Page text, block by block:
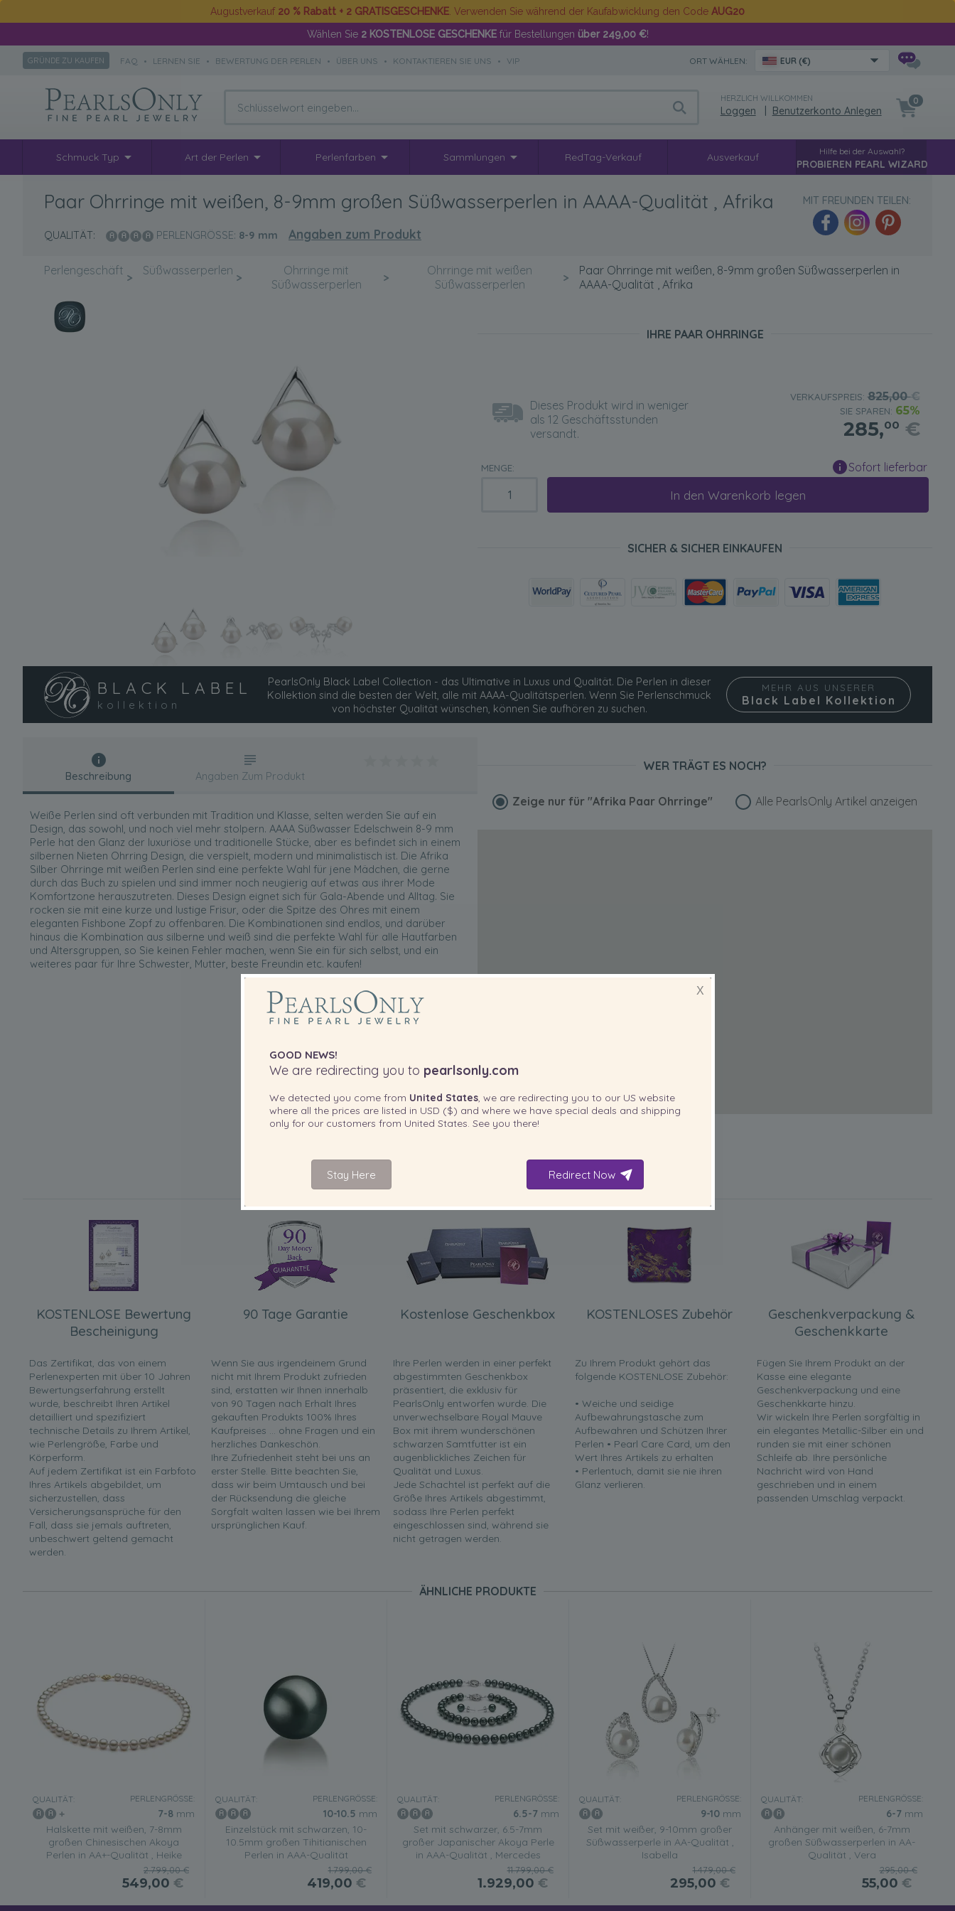
Augustverkauf 20 % Rabatt + 2 GRATISGESCHENKE . Verwenden Sie während der Kaufabwicklung den Code AUG20
Wählen Sie 2 KOSTENLOSE GESCHENKEfür Bestellungen über 249,00 €!
GRÜNDE ZU KAUFEN FAQ • LERNEN SIE • BEWERTUNG DER PERLEN • ÜBER UNS • KONTAKTIEREN SIE UNS • VIP ORT WÄHLEN: EUR (€)
HERZLICH WILLKOMMEN
Loggen Benutzerkonto Anlegen
0
Schmuck Typ Art der Perlen Perlenfarben Sammlungen RedTag-Verkauf Ausverkauf Hilfe bei der Auswahl?
PROBIEREN PEARL WIZARD
Paar Ohrringe mit weißen, 8-9mm großen Süßwasserperlen in AAAA-Qualität , Afrika
QUALITÄT: PERLENGRÖSSE: 8-9 mm Angaben zum Produkt
MIT FREUNDEN TEILEN:
Perlengeschäft > Süßwasserperlen >
Ohrringe mit
Süßwasserperlen
>
Ohrringe mit weißen
Süßwasserperlen
>
Paar Ohrringe mit weißen, 8-9mm großen Süßwasserperlen in
AAAA-Qualität , Afrika
IHRE PAAR OHRRINGE
Dieses Produkt wird in weniger
als 12 Geschäftsstunden
versandt.
VERKAUFSPREIS:825,00€
SIE SPAREN: 65%
285,00 €
MENGE: Sofort lieferbar
In den Warenkorb legen
SICHER & SICHER EINKAUFEN
BLACK LABEL
kollektion
PearlsOnly Black Label Collection - das Ultimative in Luxus und Qualität. Die Perlen in dieser
Kollektion sind die besten der Welt, alle mit AAAA-Qualitätsperlen. Wenn Sie Perlenschmuck
von höchster Qualität wünschen, können Sie aufhören zu suchen.
MEHR AUS UNSERER
Black Label Kollektion
Beschreibung
Weiße Perlen sind oft verbunden mit Tradition und Klasse, selten werden Sie auf ein
Design, das sowohl, und noch viel mehr stolpern. AAAA Süßwasser Edelschwein 8-9 mm
Perle hat den Glanz der luxuriöse und traditionelle Stücke, aber es befindet sich in einem
silbernen Nieten Ohrring Design, die verspielt, modern und minimalistisch ist. Die Afrika
Silber Ohrringe mit weißen Perlen sind eine perfekte Wahl für jene Mädchen, die gerne
durch das Buch zu spielen und sind immer noch neugierig auf etwas aus ihrer Mode
Komfortzone herauszutreten. Dieses Design eignet sich für Gala-Abende und Alltag. Sie
rocken sie mit eine kurze und lustige Frisur, oder die Spitze des Ohres mit einem
eleganten Fishbone Zopf zu offenbaren. Die Kombinationen sind endlos, und darüber
hinaus die Kombination aus silberne und weiß sind die perfekte Wahl für alle Hautfarben
und Altersgruppen, so Sie keinen Fehler machen, wenn Sie ein für sich selbst, und ein
weiteres paar für Ihre Schwester, Mutter, beste Freundin etc. kaufen!
Angaben Zum Produkt
WER TRÄGT ES NOCH?
Zeige nur für"Afrika Paar Ohrringe" Alle PearlsOnly Artikel anzeigen
KOSTENLOSE Bewertung
Bescheinigung
Das Zertifikat, das von einem
Perlenexperten mit über 10 Jahren
Bewertungserfahrung erstellt
wurde, beschreibt Ihren Artikel
detailliert und spezifiziert
technische Details zu Ihrem Artikel,
wie Perlengröße, Farbe und
Körperform.
Auf jedem Zertifikat ist ein Farbfoto
Ihres Artikels abgebildet, um
sicherzustellen, dass
Versicherungsansprüche für den
Fall, dass sie jemals auftreten,
unbeschwert geltend gemacht
werden.
90 Tage Garantie
Wenn Sie aus irgendeinem Grund
nicht mit Ihrem Produkt zufrieden
sind, erstatten wir Ihnen innerhalb
von 90 Tagen nach Erhalt Ihres
gekauften Produkts 100% Ihres
Kaufpreises ... ohne Fragen und ein
herzliches Dankeschön.
Ihre Zufriedenheit steht bei uns an
erster Stelle. Bitte beachten Sie,
dass wir beim Umtausch und bei
der Rücksendung die gleiche
Sorgfalt walten lassen wie bei Ihrem
ursprünglichen Kauf.
Kostenlose Geschenkbox
Ihre Perlen werden in einer perfekt
abgestimmten Geschenkbox
präsentiert, die exklusiv für
PearlsOnly entworfen wurde. Die
unverwechselbare Royal Mauve
Box mit ihrem wunderschönen
schwarzen Samtfutter ist ein
augenblickliches Zeichen für
Qualität und Luxus.
Jede Schachtel ist perfekt auf die
Größe Ihres Artikels abgestimmt,
sodass Ihre Perlen perfekt
eingeschlossen sind, während sie
nicht getragen werden.
KOSTENLOSES Zubehör
Zu Ihrem Produkt gehört das
folgende KOSTENLOSE Zubehör:
• Weiche und seidige
Aufbewahrungstasche zum
Aufbewahren und Schützen Ihrer
Perlen • Pearl Care Card, um den
Wert Ihres Artikels zu erhalten
• Perlentuch, damit sie nie ihren
Glanz verlieren.
Geschenkverpackung &
Geschenkkarte
Fügen Sie Ihrem Produkt an der
Kasse eine elegante
Geschenkverpackung und eine
Geschenkkarte hinzu.
Wir wickeln Ihre Perlen sorgfältig in
ein elegantes Metallic-Silber ein und
runden sie mit einer schönen
Schleife ab. Ihre persönliche
Nachricht wird von Hand
geschrieben und in einem
passenden Umschlag verpackt.
ÄHNLICHE PRODUKTE
QUALITÄT: PERLENGRÖSSE:
7-8 mm
Halskette mit weißen, 7-8mm
großen Chinesischen Akoya
Perlen in AA+-Qualität , Heike
2.799,00 €
549,00 €
QUALITÄT: PERLENGRÖSSE:
10-10.5 mm
Einzelstück mit schwarzen, 10-
10.5mm großen Tihitianischen
Perlen in AAA-Qualität
1.799,00 €
419,00 €
QUALITÄT: PERLENGRÖSSE:
6.5-7 mm
Set mit schwarzer, 6.5-7mm
großer Japanischer Akoya Perle
in AAA-Qualität , Mercedes
11.799,00 €
1.929,00 €
QUALITÄT: PERLENGRÖSSE:
9-10mm
Set mit weißer, 9-10mm großer
Süßwasserperle in AA-Qualität ,
Isabella
1.479,00 €
295,00 €
QUALITÄT: PERLENGRÖSSE:
6-7 mm
Anhänger mit weißen, 6-7mm
großen Süßwasserperlen in AA-
Qualität , Vera
295,00 €
55,00 €
X
GOOD NEWS!
We are redirecting you to pearlsonly.com
We detected you come from United States, we are redirecting you to our US website
where all the prices are listed in USD ($) and where we have special deals and shipping
only for our customers from United States. See you there!
Stay Here Redirect Now